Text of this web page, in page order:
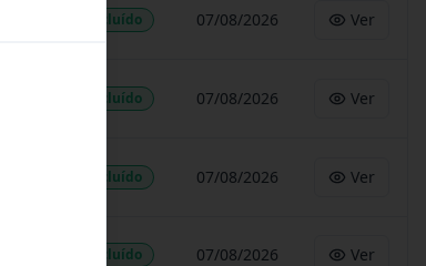
Concluído 07/08/2026 Ver
Concluído 07/08/2026 Ver
Concluído 07/08/2026 Ver
Concluído 07/08/2026 Ver